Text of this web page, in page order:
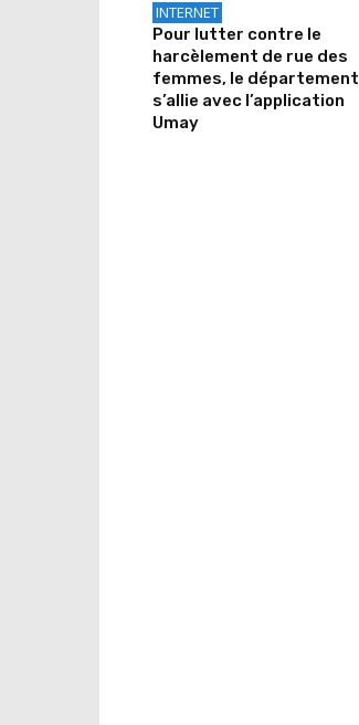
INTERNET
Pour lutter contre le
harcèlement de rue des
femmes, le département
s’allie avec l’application
Umay